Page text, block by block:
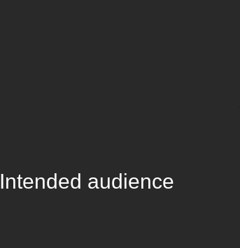
Intended audience